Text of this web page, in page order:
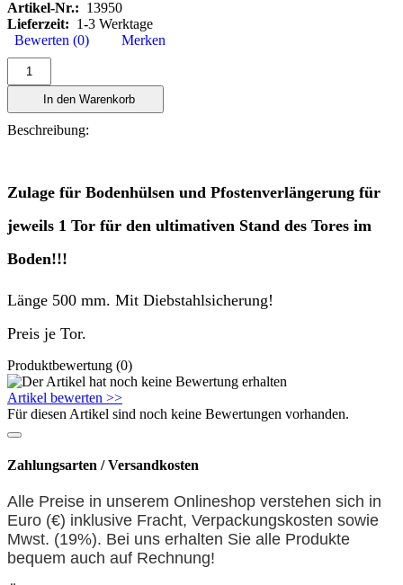
Artikel-Nr.: 13950
Lieferzeit: 1-3 Werktage
Bewerten (0)
Merken
In den Warenkorb
Beschreibung:
Zulage für Bodenhülsen und Pfostenverlängerung für
jeweils 1 Tor für den ultimativen Stand des Tores im
Boden!!!
Länge 500 mm. Mit Diebstahlsicherung!
Preis je Tor.
Produktbewertung (0)
Artikel bewerten >>
Für diesen Artikel sind noch keine Bewertungen vorhanden.
Zahlungsarten / Versandkosten
Alle Preise in unserem Onlineshop verstehen sich in
Euro (€) inklusive Fracht, Verpackungskosten sowie
Mwst. (19%). Bei uns erhalten Sie alle Produkte
bequem auch auf Rechnung!